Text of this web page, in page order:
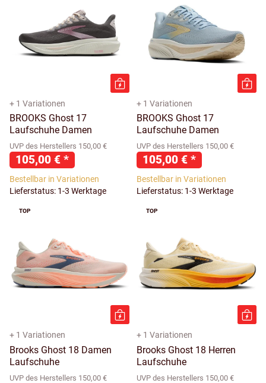
+ 1 Variationen
BROOKS Ghost 17
Laufschuhe Damen
UVP des Herstellers 150,00 €
105,00 € *
Bestellbar in Variationen
Lieferstatus: 1-3 Werktage
+ 1 Variationen
BROOKS Ghost 17
Laufschuhe Damen
UVP des Herstellers 150,00 €
105,00 € *
Bestellbar in Variationen
Lieferstatus: 1-3 Werktage
TOP
+ 1 Variationen
Brooks Ghost 18 Damen
Laufschuhe
UVP des Herstellers 150,00 €
TOP
+ 1 Variationen
Brooks Ghost 18 Herren
Laufschuhe
UVP des Herstellers 150,00 €